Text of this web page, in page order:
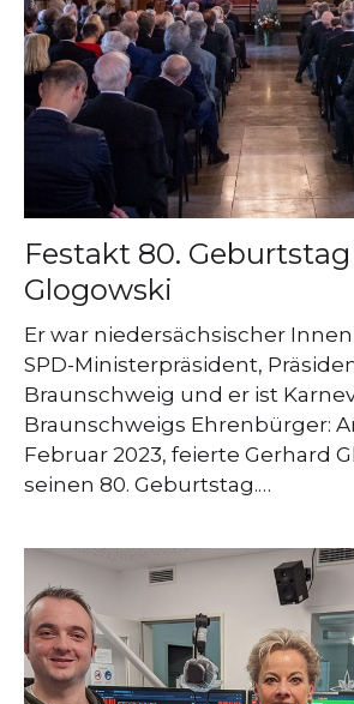
Festakt 80.
Glogowski
Er war niedersächsischer
SPD-Ministerpräsident,
Braunschweig und er ist
Braunschweigs Ehrenbürger:
Februar 2023, feierte Gerhard
seinen 80. Geburtstag.…